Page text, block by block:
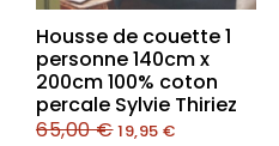
Housse de couette 1
personne 140cm x
200cm 100% coton
percale Sylvie Thiriez
65,00€19,95 €